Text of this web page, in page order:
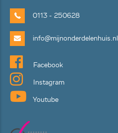
0113 - 250628
info@mijnonderdelenhuis.nl
Facebook
Instagram
Youtube